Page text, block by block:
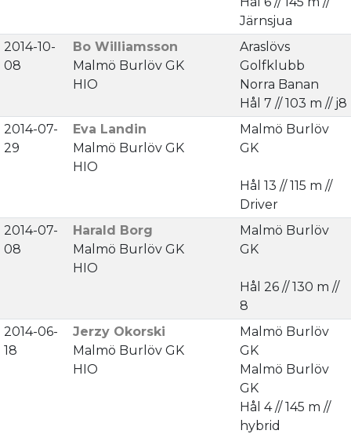
Järnsjua
2014-10-
08
Bo Williamsson
Malmö Burlöv GK
HIO
Araslövs
Golfklubb
Norra Banan
Hål 7 // 103 m // j8
2014-07-
29
Eva Landin
Malmö Burlöv GK
HIO
Malmö Burlöv
GK
Hål 13 // 115 m //
Driver
2014-07-
08
Harald Borg
Malmö Burlöv GK
HIO
Malmö Burlöv
GK
Hål 26 // 130 m //
8
2014-06-
18
Jerzy Okorski
Malmö Burlöv GK
HIO
Malmö Burlöv
GK
Malmö Burlöv
GK
Hål 4 // 145 m //
hybrid